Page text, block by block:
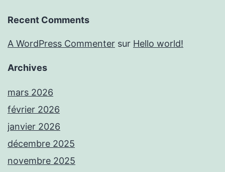
Recent Comments
A WordPress Commenter sur Hello world!
Archives
mars 2026
février 2026
janvier 2026
décembre 2025
novembre 2025